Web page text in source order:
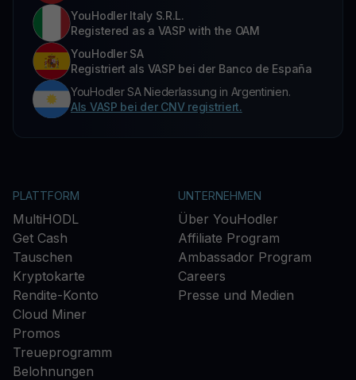
YouHodler Italy S.R.L.
Registered as a VASP with the OAM
YouHodler SA
Registriert als VASP bei der Banco de España
YouHodler SA Niederlassung in Argentinien.
Als VASP bei der CNV registriert.
PLATTFORM
MultiHODL
Get Cash
Tauschen
Kryptokarte
Rendite-Konto
Cloud Miner
Promos
Treueprogramm
Belohnungen
UNTERNEHMEN
Über YouHodler
Affiliate Program
Ambassador Program
Careers
Presse und Medien